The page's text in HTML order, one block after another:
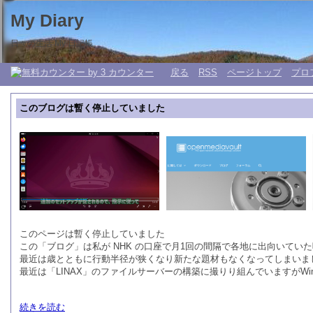
My Diary
日々の生活 My 日記帳。
戻る RSS ページトップ プロ
このブログは暫く停止していました
このページは暫く停止していました
この「ブログ」は私が NHK の口座で月1回の間隔で各地に出向いてい
最近は歳とともに行動半径が狭くなり新たな題材もなくなってしまい
最近は「LINAX」のファイルサーバーの構築に撮りり組んでいますが
続きを読む